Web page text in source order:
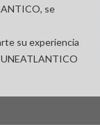
se
su experiencia